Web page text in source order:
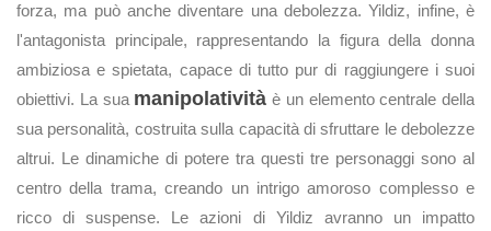
forza, ma può anche diventare una debolezza. Yildiz, infine, è
l'antagonista principale, rappresentando la figura della donna
ambiziosa e spietata, capace di tutto pur di raggiungere i suoi
obiettivi. La sua manipolatività è un elemento centrale della
sua personalità, costruita sulla capacità di sfruttare le debolezze
altrui. Le dinamiche di potere tra questi tre personaggi sono al
centro della trama, creando un intrigo amoroso complesso e
ricco di suspense. Le azioni di Yildiz avranno un impatto